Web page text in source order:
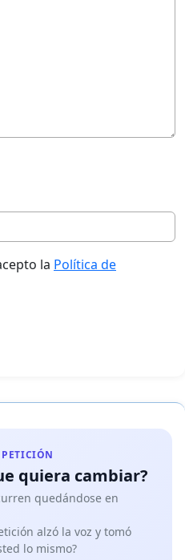
la Política de
quiera cambiar?
quedándose en
alzó la voz y tomó
lo mismo?